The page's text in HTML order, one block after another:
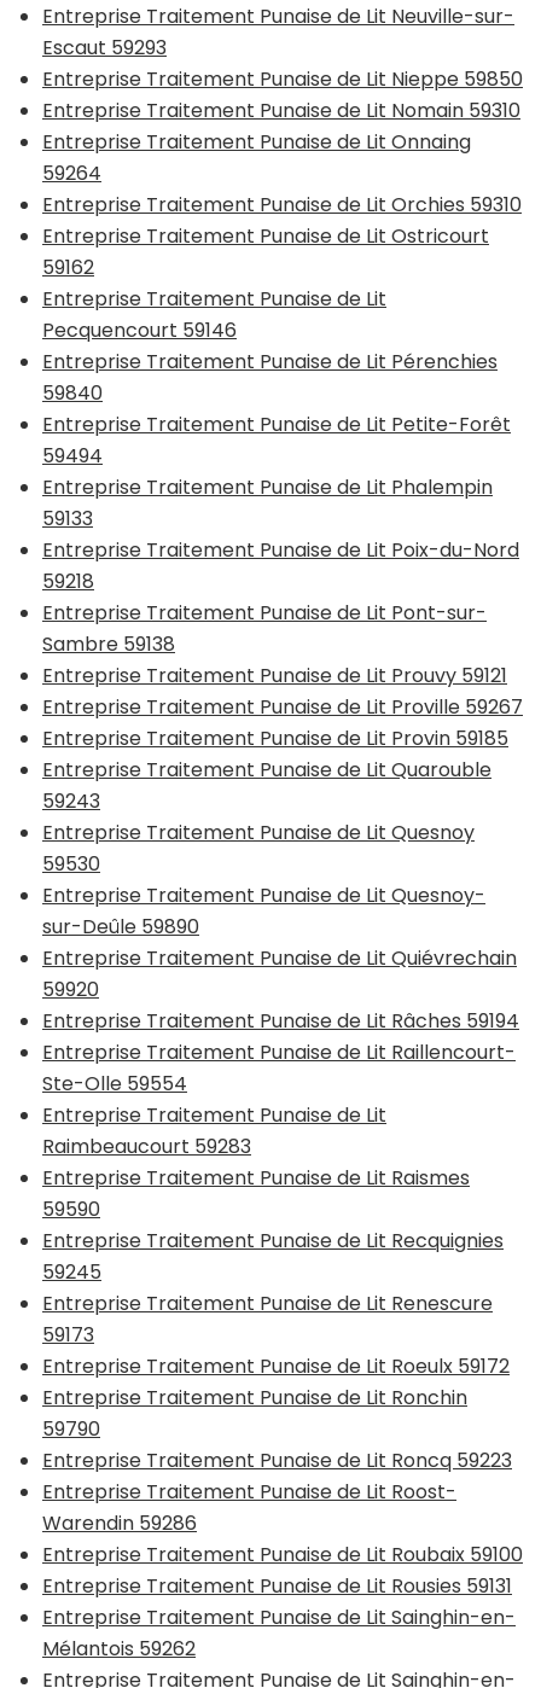
Entreprise Traitement Punaise de Lit Neuville-sur-
Escaut 59293
Entreprise Traitement Punaise de Lit Nieppe 59850
Entreprise Traitement Punaise de Lit Nomain 59310
Entreprise Traitement Punaise de Lit Onnaing
59264
Entreprise Traitement Punaise de Lit Orchies 59310
Entreprise Traitement Punaise de Lit Ostricourt
59162
Entreprise Traitement Punaise de Lit
Pecquencourt 59146
Entreprise Traitement Punaise de Lit Pérenchies
59840
Entreprise Traitement Punaise de Lit Petite-Forêt
59494
Entreprise Traitement Punaise de Lit Phalempin
59133
Entreprise Traitement Punaise de Lit Poix-du-Nord
59218
Entreprise Traitement Punaise de Lit Pont-sur-
Sambre 59138
Entreprise Traitement Punaise de Lit Prouvy 59121
Entreprise Traitement Punaise de Lit Proville 59267
Entreprise Traitement Punaise de Lit Provin 59185
Entreprise Traitement Punaise de Lit Quarouble
59243
Entreprise Traitement Punaise de Lit Quesnoy
59530
Entreprise Traitement Punaise de Lit Quesnoy-
sur-Deûle 59890
Entreprise Traitement Punaise de Lit Quiévrechain
59920
Entreprise Traitement Punaise de Lit Râches 59194
Entreprise Traitement Punaise de Lit Raillencourt-
Ste-Olle 59554
Entreprise Traitement Punaise de Lit
Raimbeaucourt 59283
Entreprise Traitement Punaise de Lit Raismes
59590
Entreprise Traitement Punaise de Lit Recquignies
59245
Entreprise Traitement Punaise de Lit Renescure
59173
Entreprise Traitement Punaise de Lit Roeulx 59172
Entreprise Traitement Punaise de Lit Ronchin
59790
Entreprise Traitement Punaise de Lit Roncq 59223
Entreprise Traitement Punaise de Lit Roost-
Warendin 59286
Entreprise Traitement Punaise de Lit Roubaix 59100
Entreprise Traitement Punaise de Lit Rousies 59131
Entreprise Traitement Punaise de Lit Sainghin-en-
Mélantois 59262
Entreprise Traitement Punaise de Lit Sainghin-en-